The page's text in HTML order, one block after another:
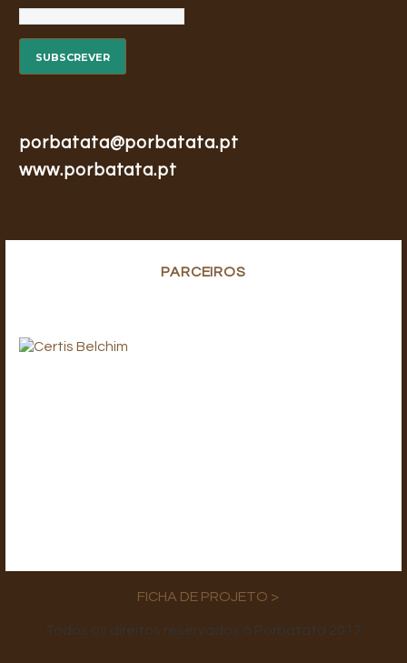
porbatata@porbatata.pt
www.porbatata.pt
PARCEIROS
FICHA DE PROJETO >
Todos os direitos reservados à Porbatata 2017